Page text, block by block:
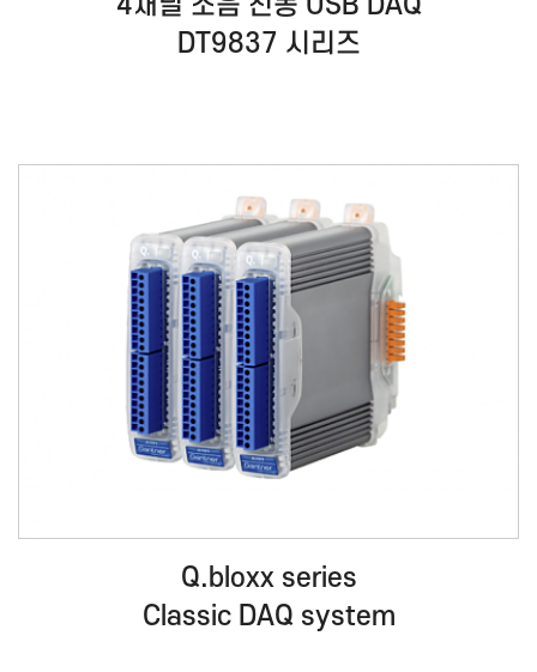
DT9837 시리즈
Q.bloxx series
Classic DAQ system